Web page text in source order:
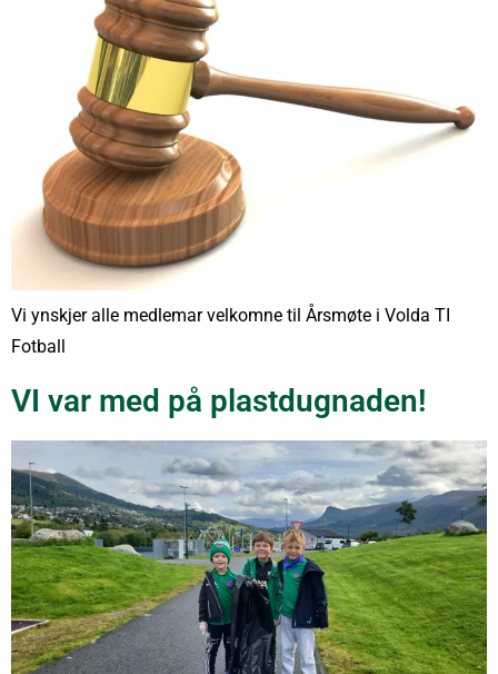
Vi ynskjer alle medlemar velkomne til Årsmøte i Volda TI
Fotball
VI var med på plastdugnaden!